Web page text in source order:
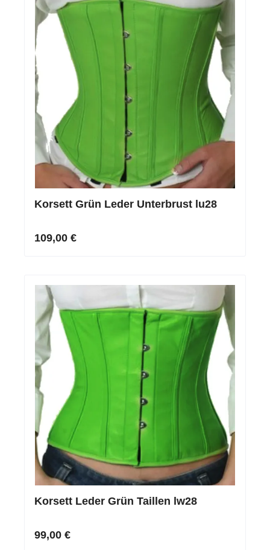
Korsett Grün Leder Unterbrust lu28
109,00 €
Korsett Leder Grün Taillen lw28
99,00 €